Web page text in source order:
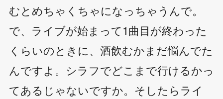
むとめちゃくちゃになっちゃうんで。
で、ライブが始まって1曲目が終わった
くらいのときに、酒飲むかまだ悩んでた
んですよ。シラフでどこまで行けるかっ
てあるじゃないですか。そしたらライ